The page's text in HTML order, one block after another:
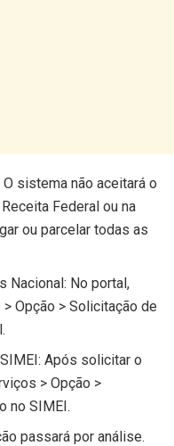
sistema não aceitará o
Federal ou na
ou parcelar todas as
Nacional: No portal,
Opção > Solicitação de
Após solicitar o
> Opção >
no SIMEI.
passará por análise.